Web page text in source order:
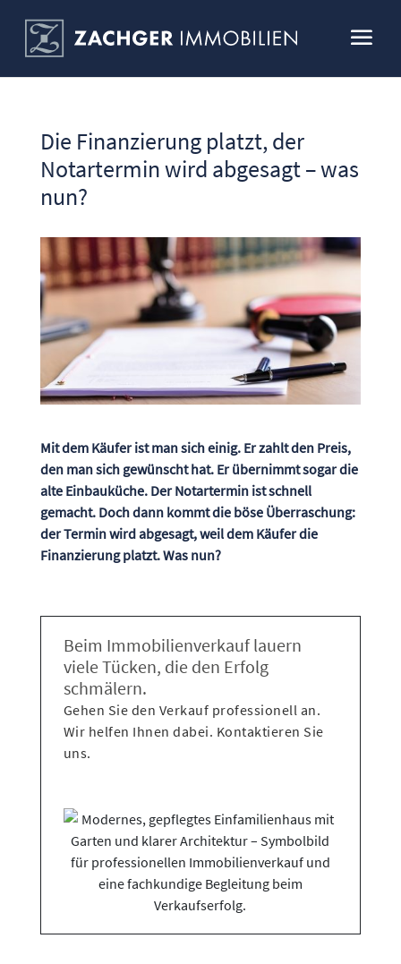
Die Finanzierung platzt, der
Notartermin wird abgesagt – was
nun?
Mit dem Käufer ist man sich einig. Er zahlt den Preis,
den man sich gewünscht hat. Er übernimmt sogar die
alte Einbauküche. Der Notartermin ist schnell
gemacht. Doch dann kommt die böse Überraschung:
der Termin wird abgesagt, weil dem Käufer die
Finanzierung platzt. Was nun?
Beim Immobilienverkauf lauern
viele Tücken, die den Erfolg
schmälern.
Gehen Sie den Verkauf professionell an.
Wir helfen Ihnen dabei. Kontaktieren Sie
uns.